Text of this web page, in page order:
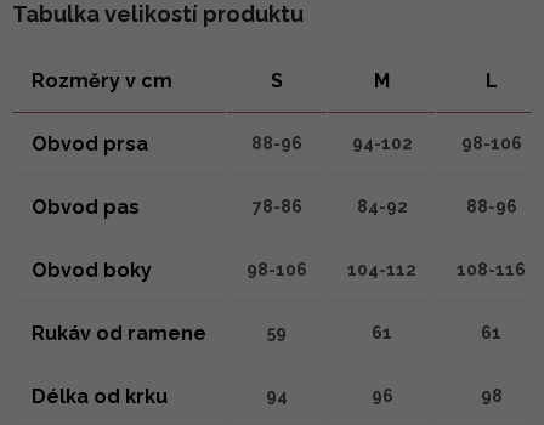
Tabulka velikostí produktu
Rozměry v cm S M L
Obvod prsa 88-96 94-102 98-106
Obvod pas 78-86 84-92 88-96
Obvod boky 98-106 104-112 108-116
Rukáv od ramene 59 61 61
Délka od krku 94 96 98